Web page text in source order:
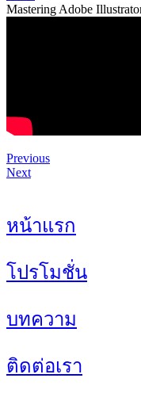
Mastering Adobe
Previous
Next
หน้าแรก
โปรโมชั่น
บทความ
ติดต่อเรา